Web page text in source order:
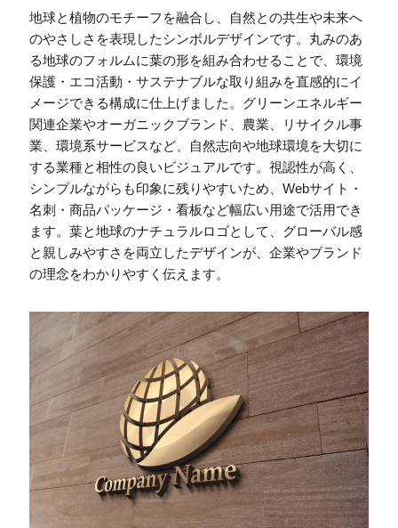
地球と植物のモチーフを融合し、自然との共生や未来へ
のやさしさを表現したシンボルデザインです。丸みのあ
る地球のフォルムに葉の形を組み合わせることで、環境
保護・エコ活動・サステナブルな取り組みを直感的にイ
メージできる構成に仕上げました。グリーンエネルギー
関連企業やオーガニックブランド、農業、リサイクル事
業、環境系サービスなど、自然志向や地球環境を大切に
する業種と相性の良いビジュアルです。視認性が高く、
シンプルながらも印象に残りやすいため、Webサイト・
名刺・商品パッケージ・看板など幅広い用途で活用でき
ます。葉と地球のナチュラルロゴとして、グローバル感
と親しみやすさを両立したデザインが、企業やブランド
の理念をわかりやすく伝えます。